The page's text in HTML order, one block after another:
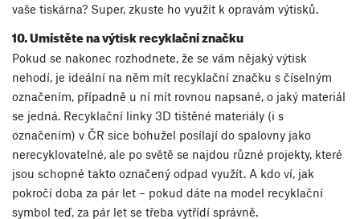
vaše tiskárna? Super, zkuste ho využít k opravám výtisků.
10. Umístěte na výtisk recyklační značku
Pokud se nakonec rozhodnete, že se vám nějaký výtisk
nehodí, je ideální na něm mít recyklační značku s číselným
označením, případně u ní mít rovnou napsané, o jaký materiál
se jedná. Recyklační linky 3D tištěné materiály (i s
označením) v ČR sice bohužel posílají do spalovny jako
nerecyklovatelné, ale po světě se najdou různé projekty, které
jsou schopné takto označený odpad využít. A kdo ví, jak
pokročí doba za pár let – pokud dáte na model recyklační
symbol teď, za pár let se třeba vytřídí správně.